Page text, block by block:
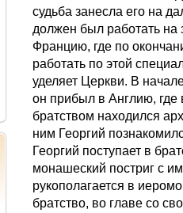
судьба занесла его на
должен был работать на
Францию, где по
работать по этой
уделяет Церкви. В
он прибыл в Англию,
братством находился
ним Георгий
Георгий поступает в
монашеский постриг с
рукополагается в
братство, во главе со